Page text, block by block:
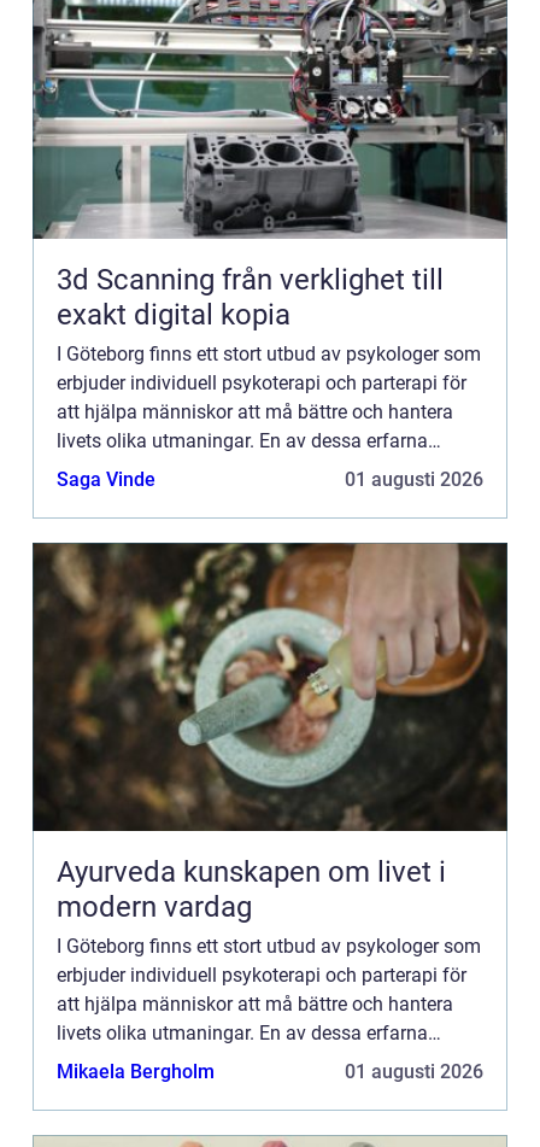
3d Scanning från verklighet till
exakt digital kopia
I Göteborg finns ett stort utbud av psykologer som
erbjuder individuell psykoterapi och parterapi för
att hjälpa människor att må bättre och hantera
livets olika utmaningar. En av dessa erfarna
psykologer är Tove M...
Saga Vinde 01 augusti 2026
Ayurveda kunskapen om livet i
modern vardag
I Göteborg finns ett stort utbud av psykologer som
erbjuder individuell psykoterapi och parterapi för
att hjälpa människor att må bättre och hantera
livets olika utmaningar. En av dessa erfarna
psykologer är Tove M...
Mikaela Bergholm 01 augusti 2026